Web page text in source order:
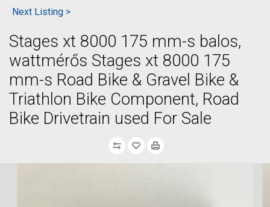
Next Listing >
Stages xt 8000 175 mm-s balos,
wattmérős Stages xt 8000 175
mm-s Road Bike & Gravel Bike &
Triathlon Bike Component, Road
Bike Drivetrain used For Sale